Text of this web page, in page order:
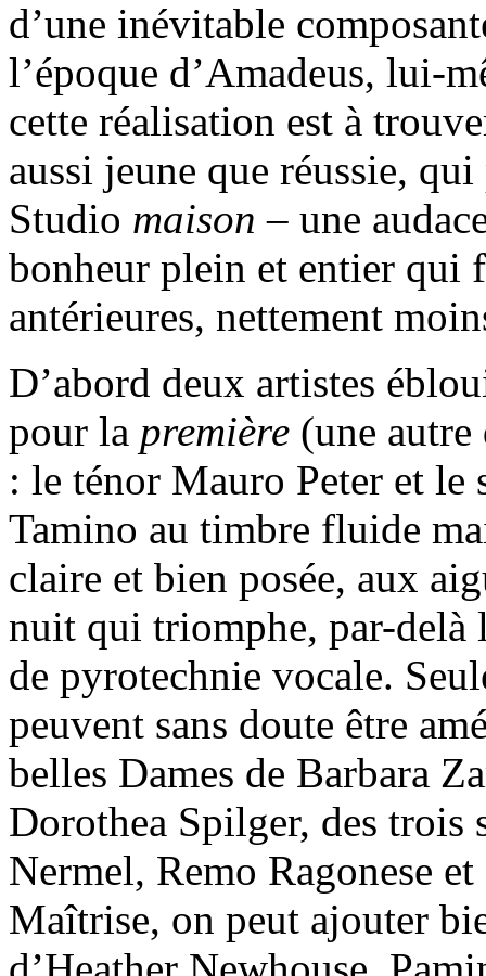
d’une inévitable
l’époque d’Amadeus, lui-
cette réalisation est à
aussi jeune que réussie,
Studio maison – une
bonheur plein et entier qui
antérieures, nettement
D’abord deux artistes
pour la première (une
: le ténor Mauro Peter et
Tamino au timbre fluide
claire et bien posée, aux
nuit qui triomphe, par-delà
de pyrotechnie vocale.
peuvent sans doute être
belles Dames de Barbara
Dorothea Spilger, des trois
Nermel, Remo Ragonese
Maîtrise, on peut ajouter